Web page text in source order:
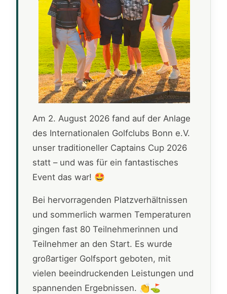
Am 2. August 2026 fand auf der Anlage
des Internationalen Golfclubs Bonn e.V.
unser traditioneller Captains Cup 2026
statt – und was für ein fantastisches
Event das war! 🤩
Bei hervorragenden Platzverhältnissen
und sommerlich warmen Temperaturen
gingen fast 80 Teilnehmerinnen und
Teilnehmer an den Start. Es wurde
großartiger Golfsport geboten, mit
vielen beeindruckenden Leistungen und
spannenden Ergebnissen. 👏⛳